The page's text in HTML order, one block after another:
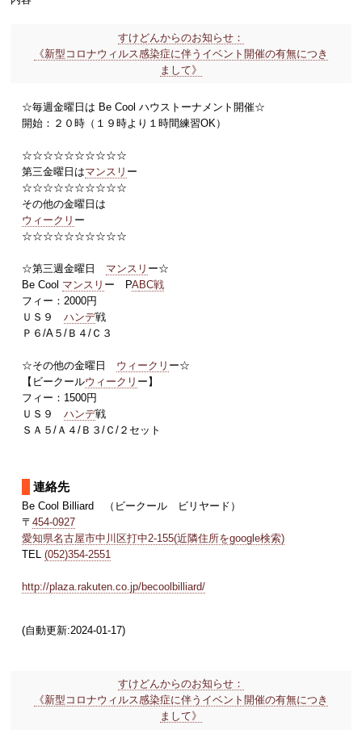
すけどんからのお知らせ：
《新型コロナウィルス感染症に伴うイベント開催の有無につき
まして》
☆毎週金曜日は Be Cool ハウストーナメント開催☆
開始：２０時（１９時より１時間練習OK）
☆☆☆☆☆☆☆☆☆☆
第三金曜日はマンスリ ー
☆☆☆☆☆☆☆☆☆☆
その他の金曜日は
ウィークリ ー
☆☆☆☆☆☆☆☆☆☆
☆第三週金曜日 マンスリ ー☆
Be Cool マンスリ ー PABC戦
フィー：2000円
ＵＳ９ ハンデ戦
Ｐ６/A５/Ｂ４/Ｃ３
☆その他の金曜日 ウィークリ ー☆
【ビークールウィークリ ー】
フィー：1500円
ＵＳ９ ハンデ戦
ＳＡ５/Ａ４/Ｂ３/Ｃ/２セット
連絡先
Be Cool Billiard （ビークール ビリヤード）
〒 454-0927
愛知県名古屋市中川区打中2-155(近隣住所をgoogle検索)
TEL (052)354-2551
http://plaza.rakuten.co.jp/becoolbilliard/
(自動更新:2024-01-17)
すけどんからのお知らせ：
《新型コロナウィルス感染症に伴うイベント開催の有無につき
まして》